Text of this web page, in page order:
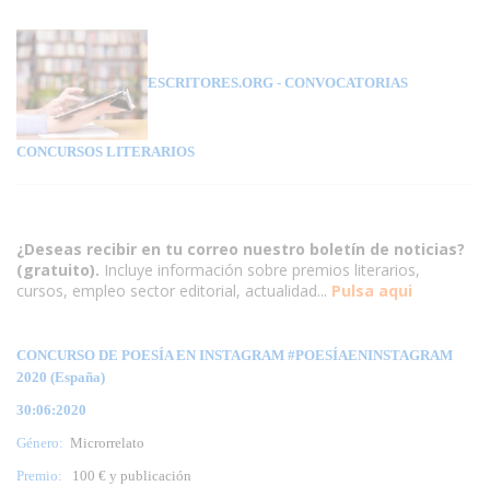
ESCRITORES.ORG - CONVOCATORIAS
CONCURSOS LITERARIOS
¿Deseas recibir en tu correo nuestro boletín de noticias?
(gratuito). Incluye información sobre premios literarios,
cursos, empleo sector editorial, actualidad... Pulsa aqui
CONCURSO DE POESÍA EN INSTAGRAM #POESÍAENINSTAGRAM
2020 (España)
30:06:2020
Género: Microrrelato
Premio:
100 € y publicación